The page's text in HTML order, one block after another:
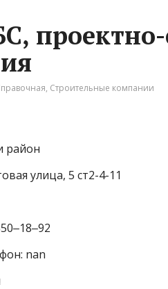
проектно-
, Строительные компании
район
улица, 5 ст2-4-11
nan